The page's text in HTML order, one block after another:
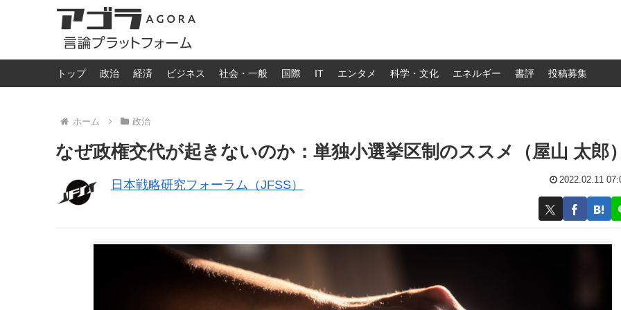
トップ 政治 経済 ビジネス 社会・一般 国際 IT エンタメ 科学・文化 エネルギー 書評 投稿募集
ホーム 政治
なぜ政権交代が起きないのか：単独小選挙区制のススメ（屋山 太郎
日本戦略研究フォーラム（JFSS） 2022.02.11